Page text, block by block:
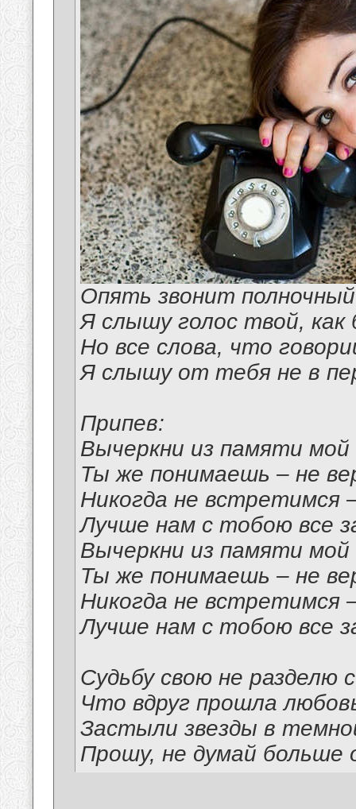
Опять звонит
Я слышу голос твой, как
Но все слова, что
Я слышу от тебя не в
Припев:
Вычеркни из памяти
Ты же понимаешь – не
Никогда не встретимся
Лучше нам с тобою все
Вычеркни из памяти
Ты же понимаешь – не
Никогда не встретимся
Лучше нам с тобою все
Судьбу свою не разделю
Что вдруг прошла
Застыли звезды в
Прошу, не думай больше